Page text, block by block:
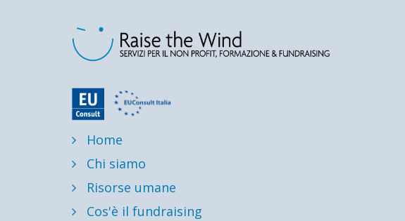
Home
Chi siamo
Risorse umane
Cos'è il fundraising